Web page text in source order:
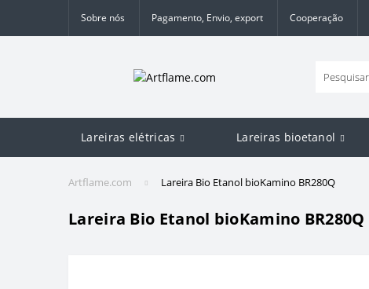
Sobre nós Pagamento, Envio, export Cooperação
Lareiras elétricas Lareiras bioetanol
Artflame.com Lareira Bio Etanol bioKamino BR280Q
Lareira Bio Etanol bioKamino BR280Q